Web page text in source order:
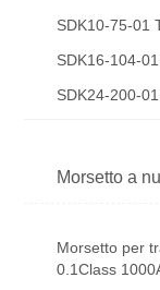
SDK10-75-01
SDK16-104-
SDK24-200-
Morsetto a
Morsetto per
0.1Class